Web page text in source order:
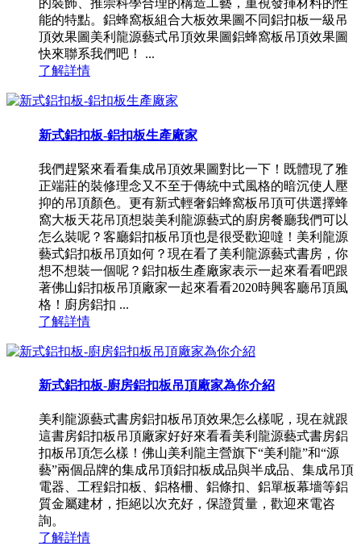
的裝飾、推崇科學合理的構造工藝，重視發揮材料的性
能的特點。鋁蜂窩板組合大板效果圖不同鋁扣板一級吊
頂效果圖美利龍源藝式吊頂效果圖鋁蜂窩板吊頂效果圖
快來聯系我們吧！ ...
了解詳情
新式鋁扣板-鋁扣板生產廠家
我們趕緊來看看集成吊頂效果圖對比一下！既體現了雅
正端莊的裝修理念又不至于傳統中式風格的暗沉使人壓
抑的吊頂顏色。更有新式輕奢鋁蜂窩板吊頂可供選擇蜂
窩大板天花吊頂想裝美利龍源藝式的廚房餐廳我們可以
怎么裝呢？客廳鋁扣板吊頂也是很受歡迎噠！美利龍源
藝式鋁扣板吊頂如何？現在看了美利龍源藝式書房，你
想不想裝一個呢？鋁扣板生產廠家表示一起來看看吧跟
著佛山鋁扣板吊頂廠家一起來看看2020時興客廳吊頂風
格！廚房鋁扣 ...
了解詳情
新式鋁扣板-廚房鋁扣板吊頂廠家為你介紹
美利龍源藝式書房鋁扣板吊頂效果怎么樣呢，現在就跟
這書房鋁扣板吊頂廠家好好來看看美利龍源藝式書房鋁
扣板吊頂怎么樣！佛山美利龍主營旗下“美利龍”和“源
藝”兩個品牌的集成吊頂鋁扣板成品與半成品、集成吊頂
電器、工程鋁扣板、鋁格柵、鋁條扣、鋁單板幕墻等鋁
質金屬建材，拒絕以次充好，保證質量，歡迎來電咨
詢。
了解詳情